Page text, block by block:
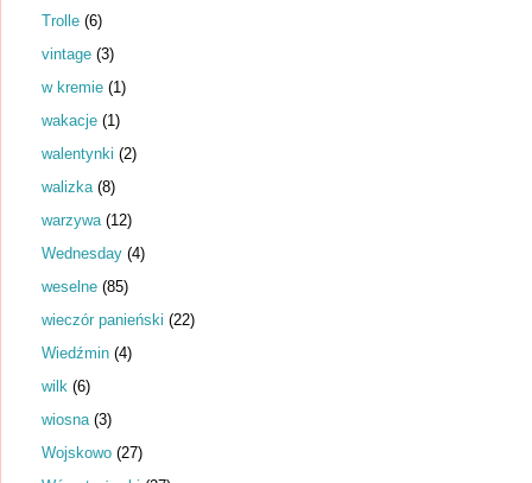
Trolle (6)
vintage (3)
w kremie (1)
wakacje (1)
walentynki (2)
walizka (8)
warzywa (12)
Wednesday (4)
weselne (85)
wieczór panieński (22)
Wiedźmin (4)
wilk (6)
wiosna (3)
Wojskowo (27)